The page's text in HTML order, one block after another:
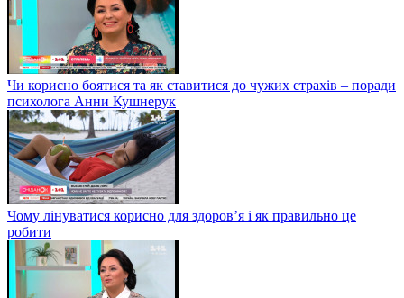
Чи корисно боятися та як ставитися до чужих страхів – поради
психолога Анни Кушнерук
Чому лінуватися корисно для здоров’я і як правильно це
робити